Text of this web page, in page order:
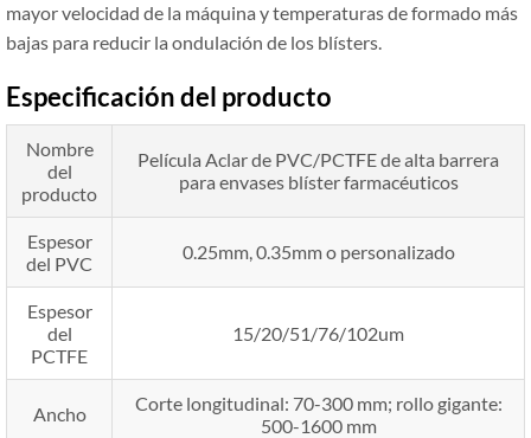
mayor velocidad de la máquina y temperaturas de formado más
bajas para reducir la ondulación de los blísters.
Especificación del producto
Nombre
del
producto
Película Aclar de PVC/PCTFE de alta barrera
para envases blíster farmacéuticos
Espesor
del PVC
0.25mm, 0.35mm o personalizado
Espesor
del
PCTFE
15/20/51/76/102um
Ancho
Corte longitudinal: 70-300 mm; rollo gigante:
500-1600 mm